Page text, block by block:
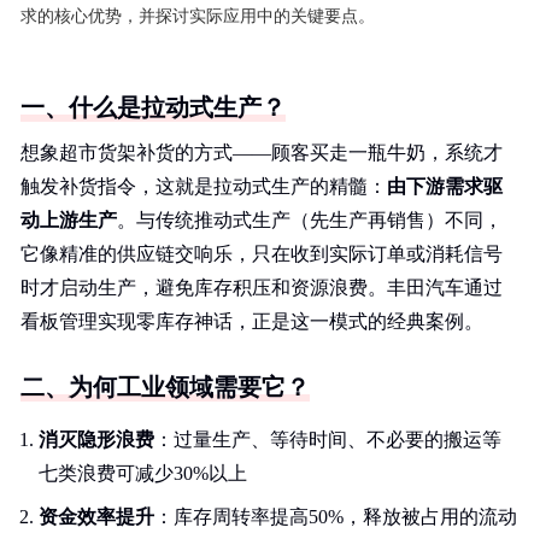
求的核心优势，并探讨实际应用中的关键要点。
一、什么是拉动式生产？
想象超市货架补货的方式——顾客买走一瓶牛奶，系统才
触发补货指令，这就是拉动式生产的精髓： 由下游需求驱
动上游生产。与传统推动式生产（先生产再销售）不同，
它像精准的供应链交响乐，只在收到实际订单或消耗信号
时才启动生产，避免库存积压和资源浪费。丰田汽车通过
看板管理实现零库存神话，正是这一模式的经典案例。
二、为何工业领域需要它？
消灭隐形浪费 ：过量生产、等待时间、不必要的搬运等
七类浪费可减少30%以上
资金效率提升 ：库存周转率提高50%，释放被占用的流动